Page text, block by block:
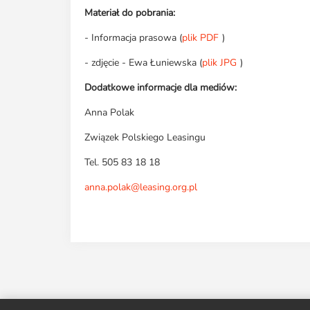
Materiał do pobrania:
- Informacja prasowa (plik PDF )
- zdjęcie - Ewa Łuniewska (plik JPG )
Dodatkowe informacje dla mediów:
Anna Polak
Związek Polskiego Leasingu
Tel. 505 83 18 18
anna.polak@leasing.org.pl